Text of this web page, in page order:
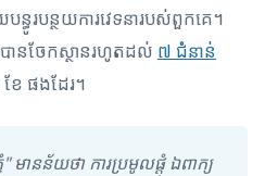
របន្ថយការវេទនារបស់ពួកគេ។
នចែកស្ថានរហូតដល់ ៧ ជំនាន់
ែ ផងដែរ។
" មានន័យថា ការប្រមូលផ្តុំ ឯពាក្យ